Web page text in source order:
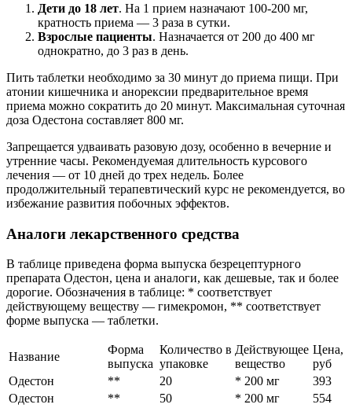
Дети до 18 лет. На 1 прием назначают 100-200 мг,
кратность приема — 3 раза в сутки.
Взрослые пациенты. Назначается от 200 до 400 мг
однократно, до 3 раз в день.
Пить таблетки необходимо за 30 минут до приема пищи. При
атонии кишечника и анорексии предварительное время
приема можно сократить до 20 минут. Максимальная суточная
доза Одестона составляет 800 мг.
Запрещается удваивать разовую дозу, особенно в вечерние и
утренние часы. Рекомендуемая длительность курсового
лечения — от 10 дней до трех недель. Более
продолжительный терапевтический курс не рекомендуется, во
избежание развития побочных эффектов.
Аналоги лекарственного средства
В таблице приведена форма выпуска безрецептурного
препарата Одестон, цена и аналоги, как дешевые, так и более
дорогие. Обозначения в таблице: * соответствует
действующему веществу — гимекромон, ** соответствует
форме выпуска — таблетки.
Название
Форма
выпуска
Количество в
упаковке
Действующее
вещество
Цена,
руб
Одестон
** 20 * 200 мг
393
Одестон
** 50 * 200 мг
554